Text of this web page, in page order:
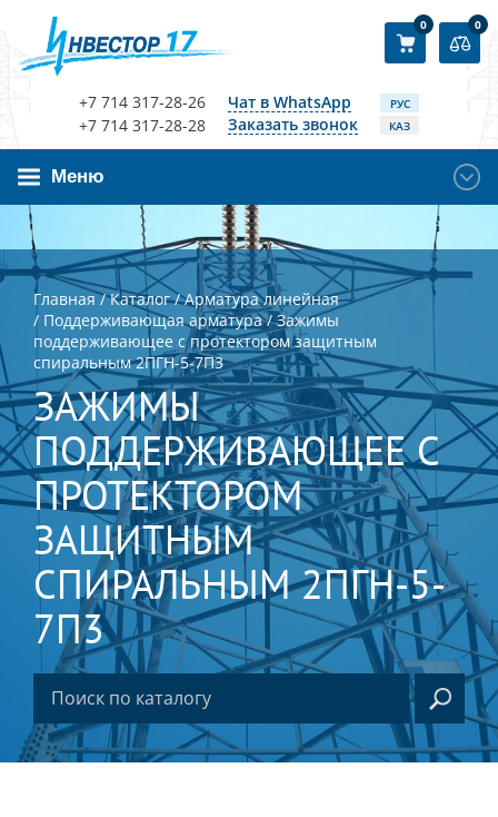
+7 714 317-28-26
+7 714 317-28-28
Чат в WhatsApp
Заказать звонок
РУС
КАЗ
0 0
Меню
Главная/Каталог/Арматура линейная
/ Поддерживающая арматура/Зажимы
поддерживающее с протектором защитным
спиральным 2ПГН-5-7П3
ЗАЖИМЫ
ПОДДЕРЖИВАЮЩЕЕ С
ПРОТЕКТОРОМ
ЗАЩИТНЫМ
СПИРАЛЬНЫМ 2ПГН-5-
7П3